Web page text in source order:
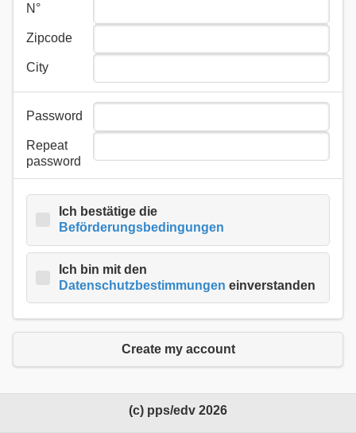
N°
Zipcode
City
Password
Repeat
password
Ich bestätige die
Beförderungsbedingungen
Ich bin mit den
Datenschutzbestimmungen einverstanden
Create my account
(c) pps/edv 2026